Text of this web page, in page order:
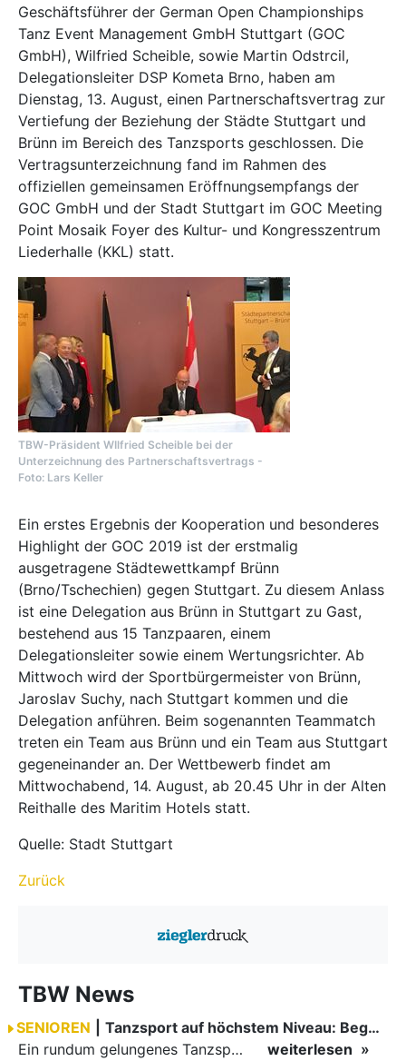
Geschäftsführer der German Open Championships
Tanz Event Management GmbH Stuttgart (GOC
GmbH), Wilfried Scheible, sowie Martin Odstrcil,
Delegationsleiter DSP Kometa Brno, haben am
Dienstag, 13. August, einen Partnerschaftsvertrag zur
Vertiefung der Beziehung der Städte Stuttgart und
Brünn im Bereich des Tanzsports geschlossen. Die
Vertragsunterzeichnung fand im Rahmen des
offiziellen gemeinsamen Eröffnungsempfangs der
GOC GmbH und der Stadt Stuttgart im GOC Meeting
Point Mosaik Foyer des Kultur- und Kongresszentrum
Liederhalle (KKL) statt.
TBW-Präsident WIlfried Scheible bei der
Unterzeichnung des Partnerschaftsvertrags -
Foto: Lars Keller
Ein erstes Ergebnis der Kooperation und besonderes
Highlight der GOC 2019 ist der erstmalig
ausgetragene Städtewettkampf Brünn
(Brno/Tschechien) gegen Stuttgart. Zu diesem Anlass
ist eine Delegation aus Brünn in Stuttgart zu Gast,
bestehend aus 15 Tanzpaaren, einem
Delegationsleiter sowie einem Wertungsrichter. Ab
Mittwoch wird der Sportbürgermeister von Brünn,
Jaroslav Suchy, nach Stuttgart kommen und die
Delegation anführen. Beim sogenannten Teammatch
treten ein Team aus Brünn und ein Team aus Stuttgart
gegeneinander an. Der Wettbewerb findet am
Mittwochabend, 14. August, ab 20.45 Uhr in der Alten
Reithalle des Maritim Hotels statt.
Quelle: Stadt Stuttgart
Zurück
TBW News
SENIOREN
Tanzsport auf höchstem Niveau: Begeisterung bei den Turnieren in…
Ein rundum gelungenes Tanzsport-Wochenende liegt hinter den Paaren und Organisatoren in Enzklösterle. Am 1. und 2. August 2026 verwandelte sich die Festhalle wieder in einen lebendigen Mittelpunkt des…
weiterlesen